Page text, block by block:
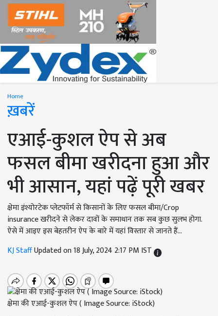
Home
ख़बरें
एआई-कुशल ऐप से अब
फसल बीमा खरीदना हुआ और
भी आसान, यहां पढ़ें पूरी खबर
क्षेमा इंश्योरटेक प्लेटफॉर्म से किसानों के लिए फसल बीमा/Crop
insurance खरीदने से लेकर दावों के समाधान तक सब कुछ सुलभ होगा.
ऐसे में आइए इस बेहतरीन ऐप के बारे में यहां विस्तार से जानते हैं...
KJ StaffUpdated on 18 July, 2024 2:17 PM IST
क्षेमा की एआई-कुशल ऐप ( Image Source: iStock)